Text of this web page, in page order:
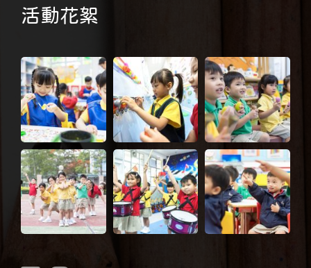
活動花絮